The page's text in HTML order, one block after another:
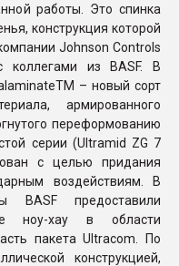
работы. Это спинка
конструкция которой
Johnson Controls
коллегами из BASF. В
– новый сорт
армированного
переформованию
серии (Ultramid ZG 7
с целью придания
воздействиям. В
BASF предоставили
ноу-хау в области
пакета Ultracom. По
конструкцией,